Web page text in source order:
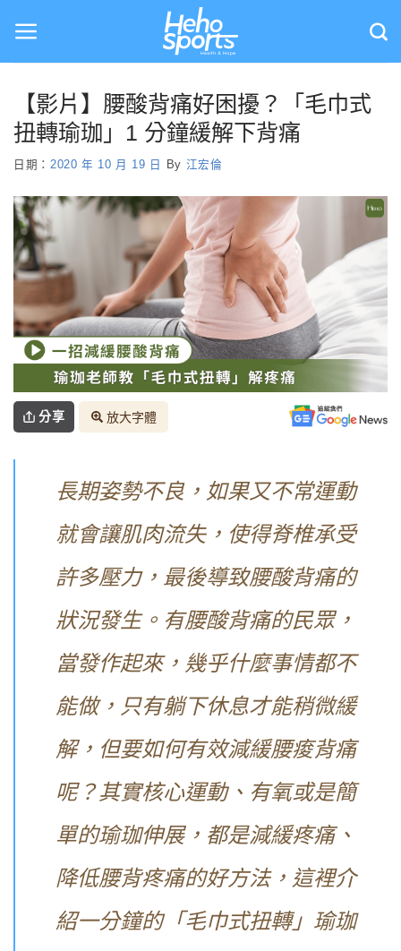
content
【影片】腰酸背痛好困擾？「毛巾式
扭轉瑜珈」1 分鐘緩解下背痛
日期： 2020 年 10 月 19 日 By 江宏倫
分享 放大字體
長期姿勢不良，如果又不常運動
就會讓肌肉流失，使得脊椎承受
許多壓力，最後導致腰酸背痛的
狀況發生。有腰酸背痛的民眾，
當發作起來，幾乎什麼事情都不
能做，只有躺下休息才能稍微緩
解，但要如何有效減緩腰痠背痛
呢？其實核心運動、有氧或是簡
單的瑜珈伸展，都是減緩疼痛、
降低腰背疼痛的好方法，這裡介
紹一分鐘的「毛巾式扭轉」瑜珈